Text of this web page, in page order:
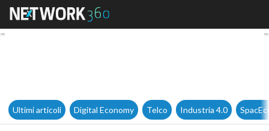
Agli italiani piacciono i
Ultimi articoli Digital Economy Telco Industria 4.0